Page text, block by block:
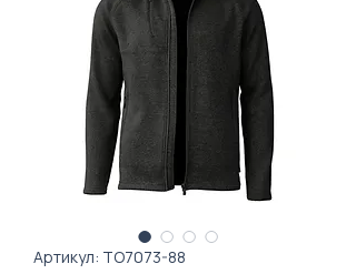
Артикул: ТО7073-88